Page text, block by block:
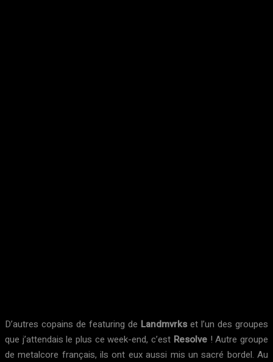
D’autres copains de featuring de Landmvrkset l’un des groupes
que j’attendais le plus ce week-end, c’est Resolve! Autre groupe
de metalcore français, ils ont eux aussi mis un sacré bordel. Au